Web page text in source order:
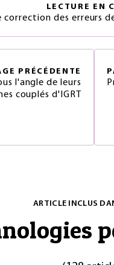
LECTURE EN
des erreurs
PRÉCÉDENTE
l'angle de leurs
couplés d'IGRT
ARTICLE INCLUS